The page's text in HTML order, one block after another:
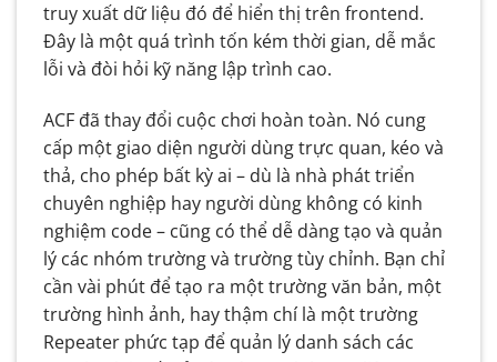
truy xuất dữ liệu đó để hiển thị trên frontend.
Đây là một quá trình tốn kém thời gian, dễ mắc
lỗi và đòi hỏi kỹ năng lập trình cao.
ACF đã thay đổi cuộc chơi hoàn toàn. Nó cung
cấp một giao diện người dùng trực quan, kéo và
thả, cho phép bất kỳ ai – dù là nhà phát triển
chuyên nghiệp hay người dùng không có kinh
nghiệm code – cũng có thể dễ dàng tạo và quản
lý các nhóm trường và trường tùy chỉnh. Bạn chỉ
cần vài phút để tạo ra một trường văn bản, một
trường hình ảnh, hay thậm chí là một trường
Repeater phức tạp để quản lý danh sách các